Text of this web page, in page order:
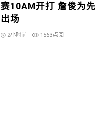
赛10AM开打 詹俊为先
出场
2小时前 1563点阅